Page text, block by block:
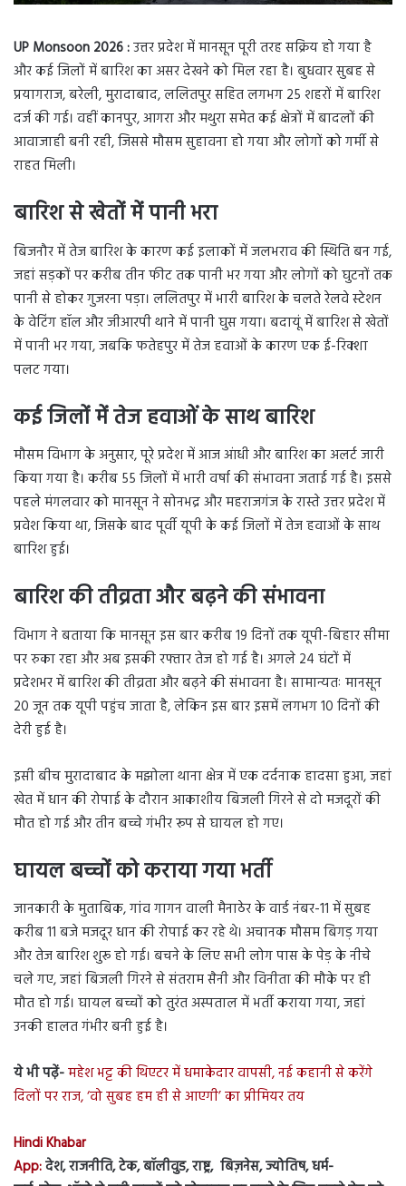
UP Monsoon 2026 :उत्तर प्रदेश में मानसून पूरी तरह सक्रिय हो गया है
और कई जिलों में बारिश का असर देखने को मिल रहा है। बुधवार सुबह से
प्रयागराज, बरेली, मुरादाबाद, ललितपुर सहित लगभग 25 शहरों में बारिश
दर्ज की गई। वहीं कानपुर, आगरा और मथुरा समेत कई क्षेत्रों में बादलों की
आवाजाही बनी रही, जिससे मौसम सुहावना हो गया और लोगों को गर्मी से
राहत मिली।
बारिश से खेतों में पानी भरा
बिजनौर में तेज बारिश के कारण कई इलाकों में जलभराव की स्थिति बन गई,
जहां सड़कों पर करीब तीन फीट तक पानी भर गया और लोगों को घुटनों तक
पानी से होकर गुजरना पड़ा। ललितपुर में भारी बारिश के चलते रेलवे स्टेशन
के वेटिंग हॉल और जीआरपी थाने में पानी घुस गया। बदायूं में बारिश से खेतों
में पानी भर गया, जबकि फतेहपुर में तेज हवाओं के कारण एक ई-रिक्शा
पलट गया।
कई जिलों में तेज हवाओं के साथ बारिश
मौसम विभाग के अनुसार, पूरे प्रदेश में आज आंधी और बारिश का अलर्ट जारी
किया गया है। करीब 55 जिलों में भारी वर्षा की संभावना जताई गई है। इससे
पहले मंगलवार को मानसून ने सोनभद्र और महराजगंज के रास्ते उत्तर प्रदेश में
प्रवेश किया था, जिसके बाद पूर्वी यूपी के कई जिलों में तेज हवाओं के साथ
बारिश हुई।
बारिश की तीव्रता और बढ़ने की संभावना
विभाग ने बताया कि मानसून इस बार करीब 19 दिनों तक यूपी-बिहार सीमा
पर रुका रहा और अब इसकी रफ्तार तेज हो गई है। अगले 24 घंटों में
प्रदेशभर में बारिश की तीव्रता और बढ़ने की संभावना है। सामान्यतः मानसून
20 जून तक यूपी पहुंच जाता है, लेकिन इस बार इसमें लगभग 10 दिनों की
देरी हुई है।
इसी बीच मुरादाबाद के मझोला थाना क्षेत्र में एक दर्दनाक हादसा हुआ, जहां
खेत में धान की रोपाई के दौरान आकाशीय बिजली गिरने से दो मजदूरों की
मौत हो गई और तीन बच्चे गंभीर रूप से घायल हो गए।
घायल बच्चों को कराया गया भर्ती
जानकारी के मुताबिक, गांव गागन वाली मैनाठेर के वार्ड नंबर-11 में सुबह
करीब 11 बजे मजदूर धान की रोपाई कर रहे थे। अचानक मौसम बिगड़ गया
और तेज बारिश शुरू हो गई। बचने के लिए सभी लोग पास के पेड़ के नीचे
चले गए, जहां बिजली गिरने से संतराम सैनी और विनीता की मौके पर ही
मौत हो गई। घायल बच्चों को तुरंत अस्पताल में भर्ती कराया गया, जहां
उनकी हालत गंभीर बनी हुई है।
ये भी पढ़ें-महेश भट्ट की थिएटर में धमाकेदार वापसी, नई कहानी से करेंगे
दिलों पर राज, ‘वो सुबह हम ही से आएगी’ का प्रीमियर तय
Hindi Khabar
App:देश, राजनीति, टेक, बॉलीवुड, राष्ट्र, बिज़नेस, ज्योतिष, धर्म-